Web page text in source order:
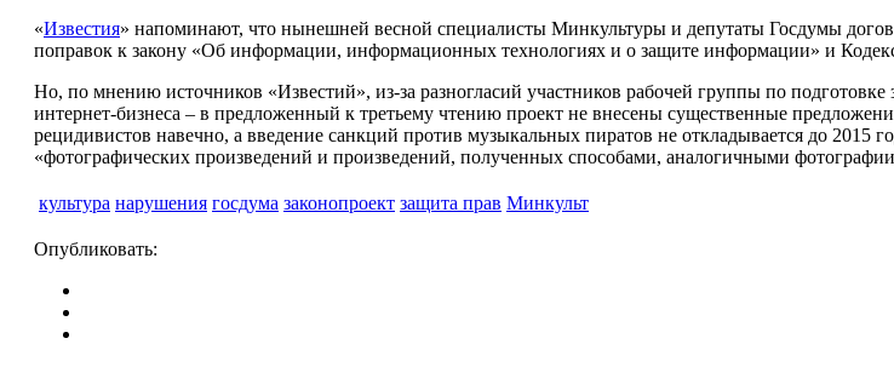
«Известия» напоминают, что нынешней весной специалисты Минкультуры и депутаты Госдумы
поправок к закону «Об информации, информационных технологиях и о защите информации» и
Но, по мнению источников «Известий», из-за разногласий участников рабочей группы по
интернет-бизнеса – в предложенный к третьему чтению проект не внесены существенные
рецидивистов навечно, а введение санкций против музыкальных пиратов не откладывается до 2015
«фотографических произведений и произведений, полученных способами, аналогичными
культура нарушения госдума законопроект защита прав Минкульт
Опубликовать: